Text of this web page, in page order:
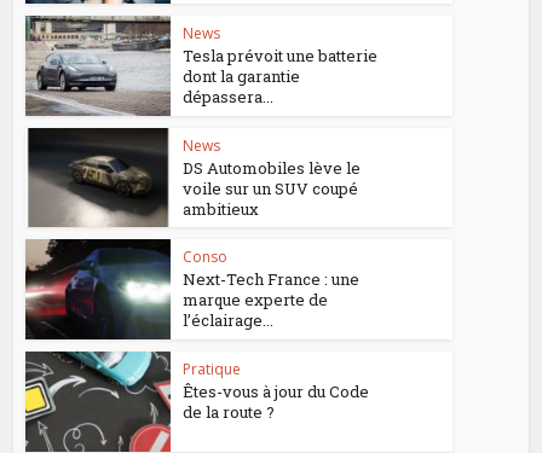
News
Tesla prévoit une batterie
dont la garantie
dépassera...
News
DS Automobiles lève le
voile sur un SUV coupé
ambitieux
Conso
Next-Tech France : une
marque experte de
l’éclairage...
Pratique
Êtes-vous à jour du Code
de la route ?